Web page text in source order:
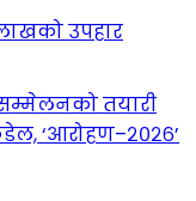
उपहार
तयारी
‘आरोहण–२०२६’